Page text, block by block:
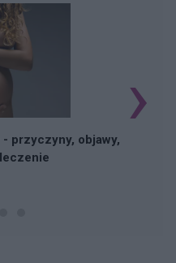
przyczyny, objawy,
›